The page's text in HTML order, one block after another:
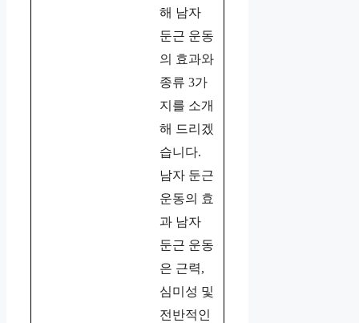
해 남자
둔근 운동
의 효과와
종류 3가
지를 소개
해 드리겠
습니다.
남자 둔근
운동의 효
과 남자
둔근 운동
은 근력,
심미성 및
전반적인